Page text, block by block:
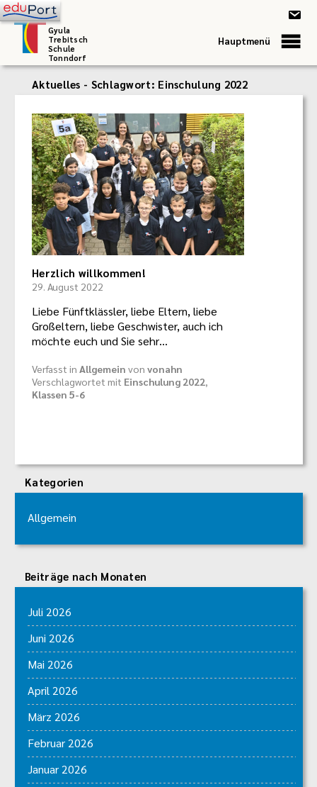
Gyula
Trebitsch
Schule
Tonndorf
Hauptmenü
Aktuelles - Schlagwort: Einschulung 2022
Herzlich willkommen!
29. August 2022
Liebe Fünftklässler, liebe Eltern, liebe
Großeltern, liebe Geschwister, auch ich
möchte euch und Sie sehr…
Verfasst in Allgemein von vonahn
Verschlagwortet mit Einschulung 2022,
Klassen 5-6
Kategorien
Allgemein
Beiträge nach Monaten
Juli 2026
Juni 2026
Mai 2026
April 2026
März 2026
Februar 2026
Januar 2026